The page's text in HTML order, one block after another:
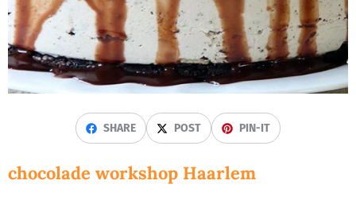
SHARE POST PIN-IT
chocolade workshop Haarlem